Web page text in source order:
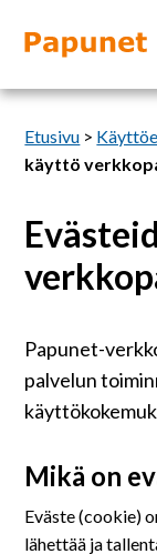
Tietoa
Materiaalit
Etusivu >
käyttö
Papunet-
palvelun
Mikä on
Eväste (cookie)
lähettää ja